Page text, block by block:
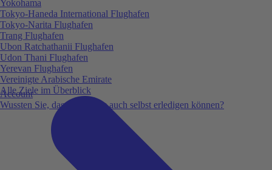
Account
Wussten Sie, dass Sie vieles auch selbst erledigen können?
Yokohama
Tokyo-Haneda International Flughafen
Tokyo-Narita Flughafen
Trang Flughafen
Ubon Ratchathanii Flughafen
Udon Thani Flughafen
Yerevan Flughafen
Vereinigte Arabische Emirate
Alle Ziele im Überblick